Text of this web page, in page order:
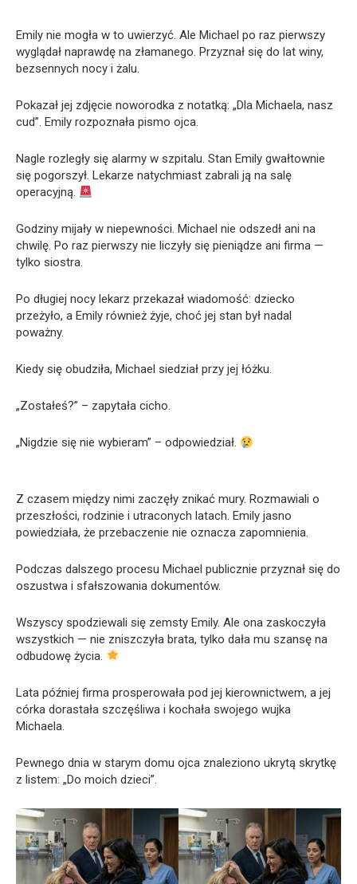
Emily nie mogła w to uwierzyć. Ale Michael po raz pierwszy
wyglądał naprawdę na złamanego. Przyznał się do lat winy,
bezsennych nocy i żalu.
Pokazał jej zdjęcie noworodka z notatką: „Dla Michaela, nasz
cud”. Emily rozpoznała pismo ojca.
Nagle rozległy się alarmy w szpitalu. Stan Emily gwałtownie
się pogorszył. Lekarze natychmiast zabrali ją na salę
operacyjną.
Godziny mijały w niepewności. Michael nie odszedł ani na
chwilę. Po raz pierwszy nie liczyły się pieniądze ani firma —
tylko siostra.
Po długiej nocy lekarz przekazał wiadomość: dziecko
przeżyło, a Emily również żyje, choć jej stan był nadal
poważny.
Kiedy się obudziła, Michael siedział przy jej łóżku.
„Zostałeś?” – zapytała cicho.
„Nigdzie się nie wybieram” – odpowiedział.
Z czasem między nimi zaczęły znikać mury. Rozmawiali o
przeszłości, rodzinie i utraconych latach. Emily jasno
powiedziała, że przebaczenie nie oznacza zapomnienia.
Podczas dalszego procesu Michael publicznie przyznał się do
oszustwa i sfałszowania dokumentów.
Wszyscy spodziewali się zemsty Emily. Ale ona zaskoczyła
wszystkich — nie zniszczyła brata, tylko dała mu szansę na
odbudowę życia.
Lata później firma prosperowała pod jej kierownictwem, a jej
córka dorastała szczęśliwa i kochała swojego wujka
Michaela.
Pewnego dnia w starym domu ojca znaleziono ukrytą skrytkę
z listem: „Do moich dzieci”.